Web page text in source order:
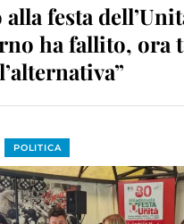
festa
ha fallito, ora
POLITICA